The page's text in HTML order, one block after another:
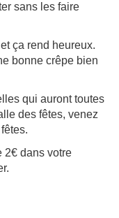
sans les faire
ça rend heureux.
bonne crêpe bien
qui auront toutes
des fêtes, venez
2€ dans votre